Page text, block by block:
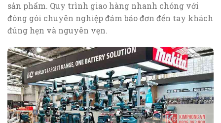
sản phẩm. Quy trình giao hàng nhanh chóng với
đóng gói chuyên nghiệp đảm bảo đơn đến tay khách
đúng hẹn và nguyên vẹn.